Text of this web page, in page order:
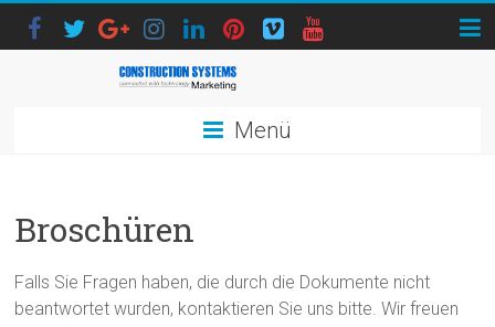
Menü
Broschüren
Falls Sie Fragen haben, die durch die Dokumente nicht
beantwortet wurden, kontaktieren Sie uns bitte. Wir freuen